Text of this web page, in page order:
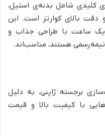
کلیدی شامل بدنه‌ی استیل،
دقت بالای کوارتز است. این
یک ساعت با طراحی جذاب و
نیمه‌رسمی هستند، مناسب‌اند.
برجسته ژاپنی، به دلیل
با کیفیت بالا و قیمت